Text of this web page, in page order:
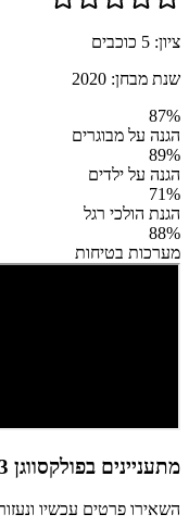
ציון: 5 כוכבים
שנת מבחן: 2020
87%
הגנה על מבוגרים
89%
הגנה על ילדים
71%
הגנת הולכי רגל
88%
מערכות בטיחות
מתעניינים בפולקסווגן ID.3
השאירו פרטים עכשיו